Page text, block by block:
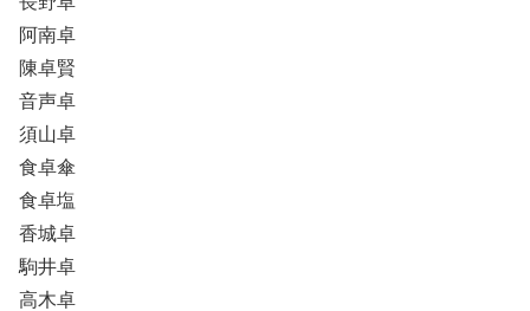
阿南卓
陳卓賢
音声卓
須山卓
食卓傘
食卓塩
香城卓
駒井卓
高木卓